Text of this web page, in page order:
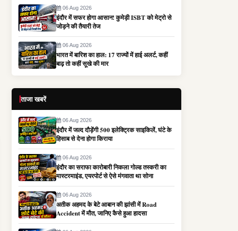
06 Aug 2026
इंदौर में सफर होगा आसान! कुमेड़ी ISBT को मेट्रो से
जोड़ने की तैयारी तेज
06 Aug 2026
भारत में बारिश का हाल: 17 राज्यों में हाई अलर्ट, कहीं
बाढ़ तो कहीं सूखे की मार
ताजा खबरें
06 Aug 2026
इंदौर में जल्द दौड़ेंगी 500 इलेक्ट्रिक साइकिलें, घंटे के
हिसाब से देना होगा किराया
06 Aug 2026
इंदौर का सराफा कारोबारी निकला गोल्ड तस्करी का
मास्टरमाइंड, एयरपोर्ट से ऐसे मंगवाता था सोना
06 Aug 2026
अतीक अहमद के बेटे आबान की झांसी में Road
Accident में मौत, जानिए कैसे हुआ हादसा